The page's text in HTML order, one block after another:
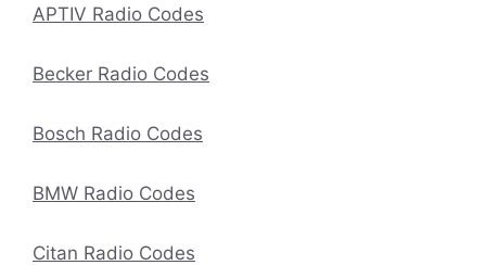
APTIV Radio Codes
Becker Radio Codes
Bosch Radio Codes
BMW Radio Codes
Citan Radio Codes